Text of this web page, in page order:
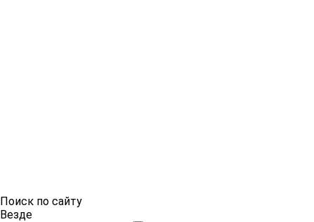
Поиск по сайту
Везде